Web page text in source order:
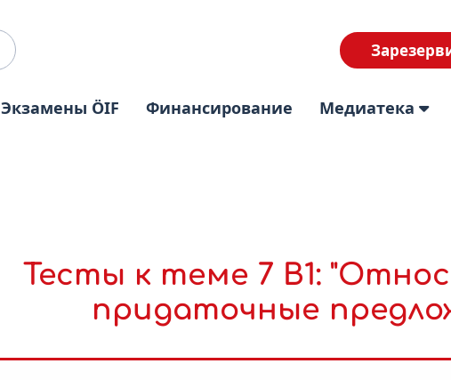
Экзамены ÖIF Финансирование Медиатека
Тесты к теме 7 B1:
придаточные